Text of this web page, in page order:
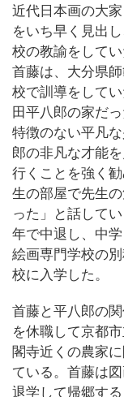
近代日本画の大
をいち早く見出
校の教諭をして
首藤は、大分県
校で訓導をして
田平八郎の家だ
特徴のない平凡
郎の非凡な才能
行くことを強く
生の部屋で先生
った」と話して
年で中退し、中
絵画専門学校の
校に入学した。
首藤と平八郎の
を休職して京都
閣寺近くの農家
ている。首藤は
退学して帰郷す